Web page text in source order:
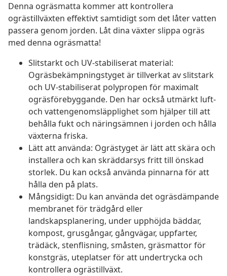
Denna ogräsmatta kommer att kontrollera
ogrästillväxten effektivt samtidigt som det låter vatten
passera genom jorden. Låt dina växter slippa ogräs
med denna ogräsmatta!
Slitstarkt och UV-stabiliserat material:
Ogräsbekämpningstyget är tillverkat av slitstark
och UV-stabiliserat polypropen för maximalt
ogräsförebyggande. Den har också utmärkt luft-
och vattengenomsläpplighet som hjälper till att
behålla fukt och näringsämnen i jorden och hålla
växterna friska.
Lätt att använda: Ogrästyget är lätt att skära och
installera och kan skräddarsys fritt till önskad
storlek. Du kan också använda pinnarna för att
hålla den på plats.
Mångsidigt: Du kan använda det ogräsdämpande
membranet för trädgård eller
landskapsplanering, under upphöjda bäddar,
kompost, grusgångar, gångvägar, uppfarter,
trädäck, stenflisning, småsten, gräsmattor för
konstgräs, uteplatser för att undertrycka och
kontrollera ogrästillväxt.